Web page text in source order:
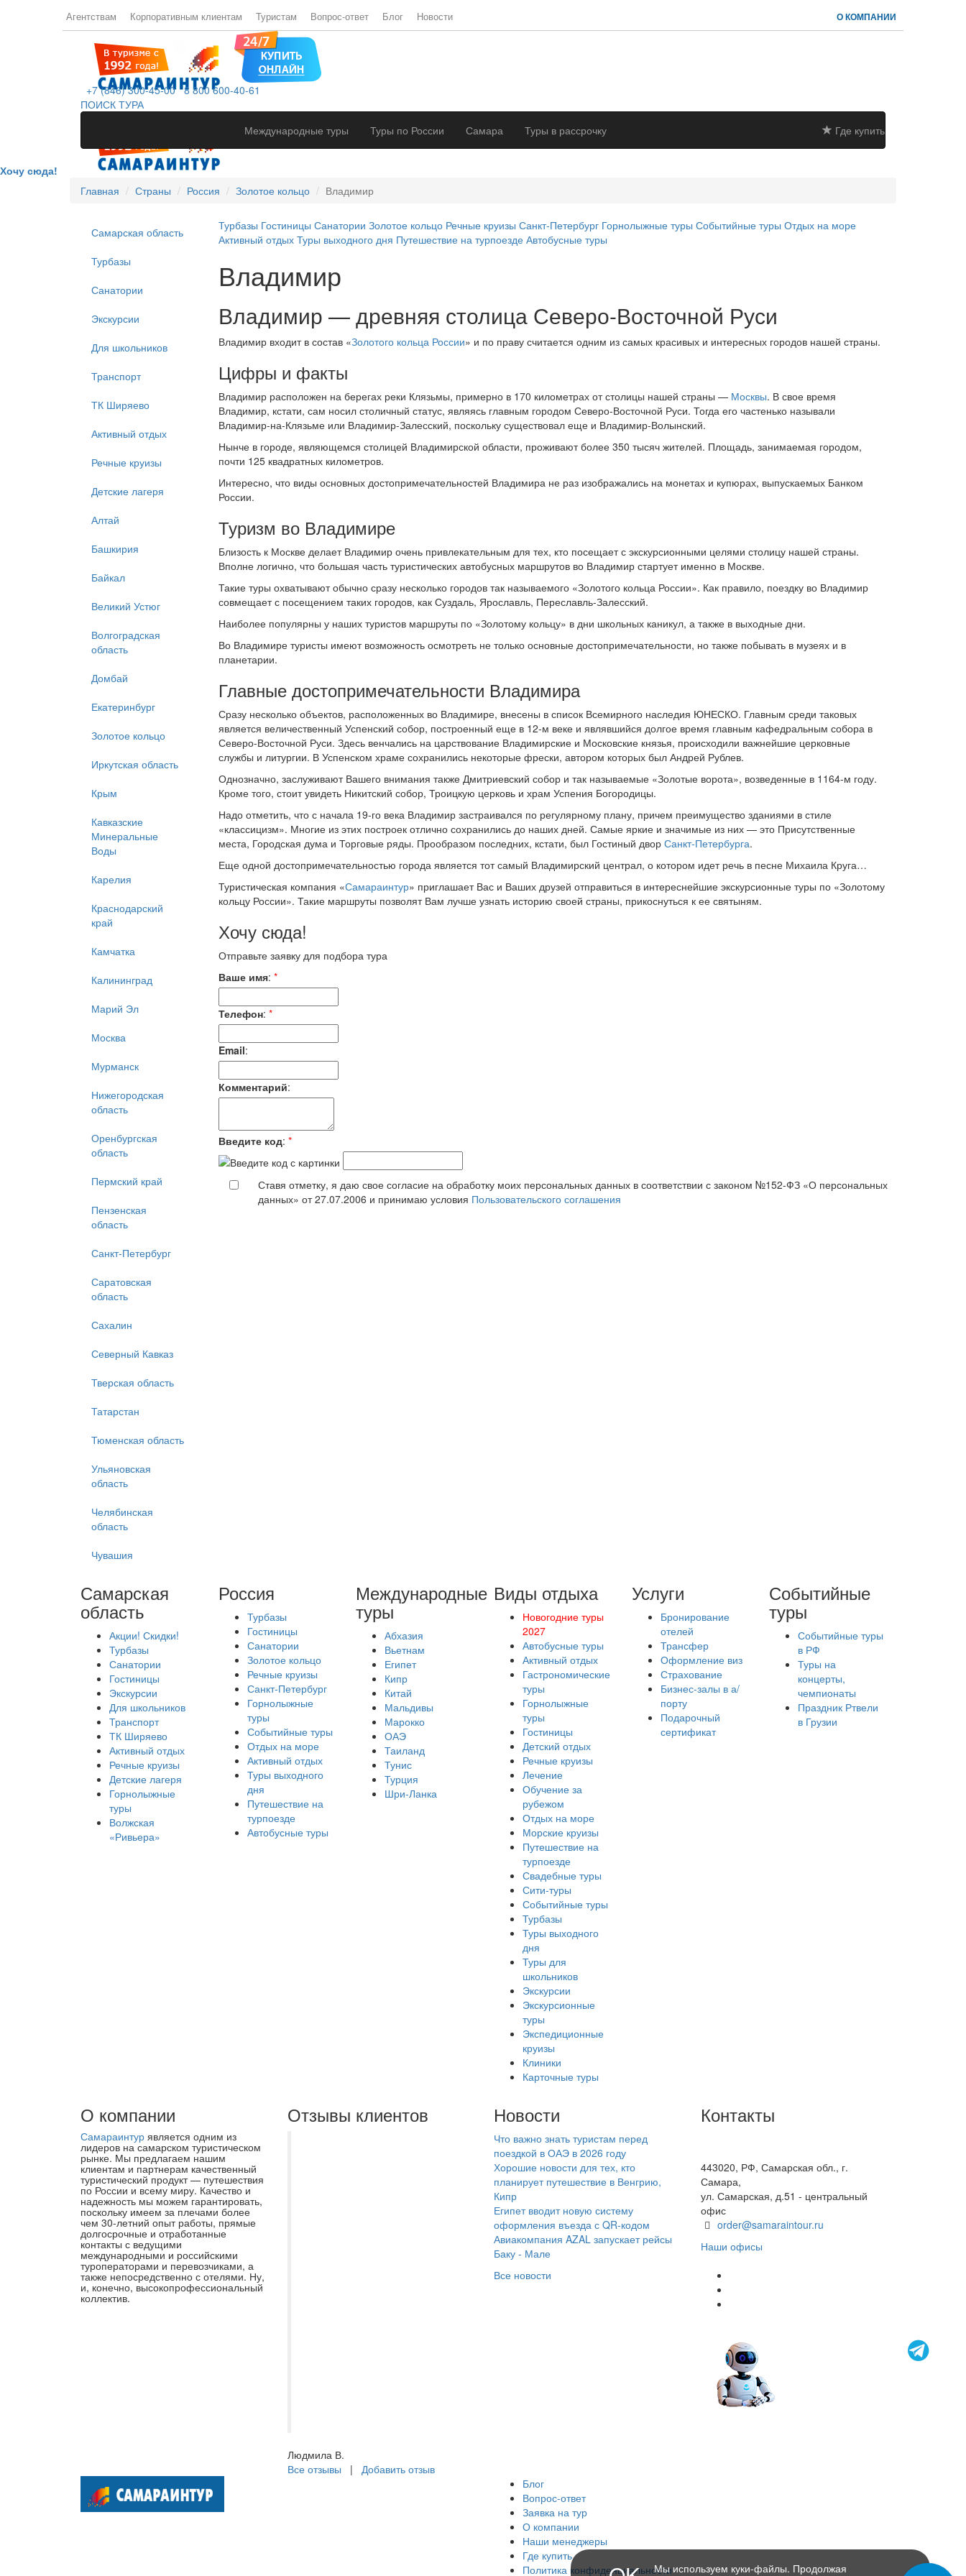
Агентствам Корпоративным клиентам Туристам Вопрос-ответ Блог Новости О КОМПАНИИ
+7 (846) 300-45-00 8 800 600-40-61
ПОИСК ТУРА
Международные туры
Туры по России Самара Туры в рассрочку Где купить
Хочу сюда!
Главная
Страны Россия Золотое кольцо Владимир
Самарская область
Турбазы
Санатории
Экскурсии
Для школьников
Транспорт
ТК Ширяево
Активный отдых
Речные круизы
Детские лагеря
Алтай
Башкирия
Байкал
Великий Устюг
Волгоградская
область
Домбай
Екатеринбург
Золотое кольцо
Иркутская область
Крым
Кавказские
Минеральные
Воды
Карелия
Краснодарский
край
Камчатка
Калининград
Марий Эл
Москва
Мурманск
Нижегородская
область
Оренбургская
область
Пермский край
Пензенская
область
Санкт-Петербург
Саратовская
область
Сахалин
Северный Кавказ
Тверская область
Татарстан
Тюменская область
Ульяновская
область
Челябинская
область
Чувашия
Турбазы Гостиницы Санатории Золотое кольцо Речные круизы Санкт-Петербург Горнолыжные туры Событийные туры Отдых на море
Активный отдых Туры выходного дня Путешествие на турпоезде Автобусные туры
Владимир
Владимир — древняя столица Северо-Восточной Руси
Владимир входит в состав «Золотого кольца России» и по праву считается одним из самых красивых и интересных городов нашей страны.
Цифры и факты
Владимир расположен на берегах реки Клязьмы, примерно в 170 километрах от столицы нашей страны — Москвы. В свое время
Владимир, кстати, сам носил столичный статус, являясь главным городом Северо-Восточной Руси. Тогда его частенько называли
Владимир-на-Клязьме или Владимир-Залесский, поскольку существовал еще и Владимир-Волынский.
Нынче в городе, являющемся столицей Владимирской области, проживают более 350 тысяч жителей. Площадь, занимаемая городом,
почти 125 квадратных километров.
Интересно, что виды основных достопримечательностей Владимира не раз изображались на монетах и купюрах, выпускаемых Банком
России.
Туризм во Владимире
Близость к Москве делает Владимир очень привлекательным для тех, кто посещает с экскурсионными целями столицу нашей страны.
Вполне логично, что большая часть туристических автобусных маршрутов во Владимир стартует именно в Москве.
Такие туры охватывают обычно сразу несколько городов так называемого «Золотого кольца России». Как правило, поездку во Владимир
совмещает с посещением таких городов, как Суздаль, Ярославль, Переславль-Залесский.
Наиболее популярны у наших туристов маршруты по «Золотому кольцу» в дни школьных каникул, а также в выходные дни.
Во Владимире туристы имеют возможность осмотреть не только основные достопримечательности, но также побывать в музеях и в
планетарии.
Главные достопримечательности Владимира
Сразу несколько объектов, расположенных во Владимире, внесены в список Всемирного наследия ЮНЕСКО. Главным среди таковых
является величественный Успенский собор, построенный еще в 12-м веке и являвшийся долгое время главным кафедральным собора в
Северо-Восточной Руси. Здесь венчались на царствование Владимирские и Московские князья, происходили важнейшие церковные
службы и литургии. В Успенском храме сохранились некоторые фрески, автором которых был Андрей Рублев.
Однозначно, заслуживают Вашего внимания также Дмитриевский собор и так называемые «Золотые ворота», возведенные в 1164-м году.
Кроме того, стоит увидеть Никитский собор, Троицкую церковь и храм Успения Богородицы.
Надо отметить, что с начала 19-го века Владимир застраивался по регулярному плану, причем преимущество зданиями в стиле
«классицизм». Многие из этих построек отлично сохранились до наших дней. Самые яркие и значимые из них — это Присутственные
места, Городская дума и Торговые ряды. Прообразом последних, кстати, был Гостиный двор Санкт-Петербурга.
Еще одной достопримечательностью города является тот самый Владимирский централ, о котором идет речь в песне Михаила Круга…
Туристическая компания «Самараинтур» приглашает Вас и Ваших друзей отправиться в интереснейшие экскурсионные туры по «Золотому
кольцу России». Такие маршруты позволят Вам лучше узнать историю своей страны, прикоснуться к ее святыням.
Хочу сюда!
Отправьте заявку для подбора тура
Ваше имя: *
Телефон: *
Email:
Комментарий:
Введите код: *
Ставя отметку, я даю свое согласие на обработку моих персональных данных в соответствии с законом №152-ФЗ «О персональных
данных» от 27.07.2006 и принимаю условия Пользовательского соглашения
Самарская
область
Акции! Скидки!
Турбазы
Санатории
Гостиницы
Экскурсии
Для школьников
Транспорт
ТК Ширяево
Активный отдых
Речные круизы
Детские лагеря
Горнолыжные
туры
Волжская
«Ривьера»
Россия
Турбазы
Гостиницы
Санатории
Золотое кольцо
Речные круизы
Санкт-Петербург
Горнолыжные
туры
Событийные туры
Отдых на море
Активный отдых
Туры выходного
дня
Путешествие на
турпоезде
Автобусные туры
Международные
туры
Абхазия
Вьетнам
Египет
Кипр
Китай
Мальдивы
Марокко
ОАЭ
Таиланд
Тунис
Турция
Шри-Ланка
Виды отдыха
Новогодние туры
2027
Автобусные туры
Активный отдых
Гастрономические
туры
Горнолыжные
туры
Гостиницы
Детский отдых
Речные круизы
Лечение
Обучение за
рубежом
Отдых на море
Морские круизы
Путешествие на
турпоезде
Свадебные туры
Сити-туры
Событийные туры
Турбазы
Туры выходного
дня
Туры для
школьников
Экскурсии
Экскурсионные
туры
Экспедиционные
круизы
Клиники
Карточные туры
Услуги
Бронирование
отелей
Трансфер
Оформление виз
Страхование
Бизнес-залы в а/
порту
Подарочный
сертификат
Событийные
туры
Событийные туры
в РФ
Туры на
концерты,
чемпионаты
Праздник Ртвели
в Грузии
О компании
Самараинтур является одним из
лидеров на самарском туристическом
рынке. Мы предлагаем нашим
клиентам и партнерам качественный
туристический продукт — путешествия
по России и всему миру. Качество и
надежность мы можем гарантировать,
поскольку имеем за плечами более
чем 30-летний опыт работы, прямые
долгосрочные и отработанные
контакты с ведущими
международными и российскими
туроператорами и перевозчиками, а
также непосредственно с отелями. Ну,
и, конечно, высокопрофессиональный
коллектив.
Отзывы клиентов
Людмила В.
Все отзывы | Добавить отзыв
Новости
Что важно знать туристам перед
поездкой в ОАЭ в 2026 году
Хорошие новости для тех, кто
планирует путешествие в Венгрию,
Кипр
Египет вводит новую систему
оформления въезда с QR-кодом
Авиакомпания AZAL запускает рейсы
Баку - Мале
Все новости
Контакты
443020, РФ, Самарская обл., г.
Самара,
ул. Самарская, д.51 - центральный
офис
order@samaraintour.ru
Наши офисы
Блог
Вопрос-ответ
Заявка на тур
О компании
Наши менеджеры
Где купить
Политика конфиденциальностиМы используем куки-файлы. Продолжая